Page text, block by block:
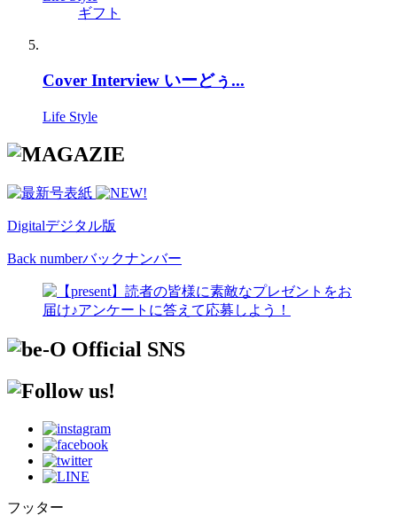
ギフト
Cover Interview いーどぅ...
Life Style
Digitalデジタル版
Back numberバックナンバー
フッター